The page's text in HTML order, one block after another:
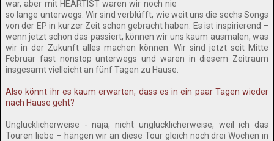
war, aber mit HEARTIST waren wir noch nie
so lange unterwegs. Wir sind verblüfft, wie weit uns die sechs Songs
von der EP in kurzer Zeit schon gebracht haben. Es ist inspirierend –
wenn jetzt schon das passiert, können wir uns kaum ausmalen, was
wir in der Zukunft alles machen können. Wir sind jetzt seit Mitte
Februar fast nonstop unterwegs und waren in diesem Zeitraum
insgesamt vielleicht an fünf Tagen zu Hause.
Also könnt ihr es kaum erwarten, dass es in ein paar Tagen wieder
nach Hause geht?
Unglücklicherweise - naja, nicht unglücklicherweise, weil ich das
Touren liebe – hängen wir an diese Tour gleich noch drei Wochen in